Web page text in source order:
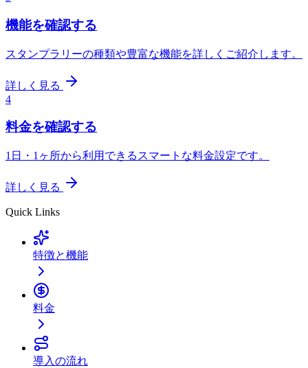
機能を確認する
スタンプラリーの種類や豊富な機能を詳しくご紹介します。
詳しく見る
4
料金を確認する
1日・1ヶ所から利用できるスマートな料金設定です。
詳しく見る
Quick Links
特徴と機能
料金
導入の流れ